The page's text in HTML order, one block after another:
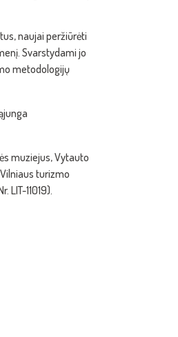
naujai peržiūrėti
Svarstydami jo
metodologijų
muziejus, Vytauto
turizmo
11019).